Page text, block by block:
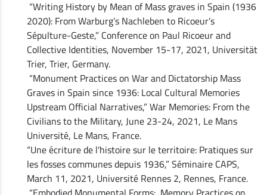
“Writing History by Mean of Mass graves in Spain (1936
2020): From Warburg’s Nachleben to Ricoeur’s
Sépulture-Geste,” Conference on Paul Ricoeur and
Collective Identities, November 15-17, 2021, Universität
Trier, Trier, Germany.
“Monument Practices on War and Dictatorship Mass
Graves in Spain since 1936: Local Cultural Memories
Upstream Official Narratives,” War Memories: From the
Civilians to the Military, June 23-24, 2021, Le Mans
Université, Le Mans, France.
“Une écriture de l'histoire sur le territoire: Pratiques sur
les fosses communes depuis 1936,” Séminaire CAPS,
March 11, 2021, Université Rennes 2, Rennes, France.